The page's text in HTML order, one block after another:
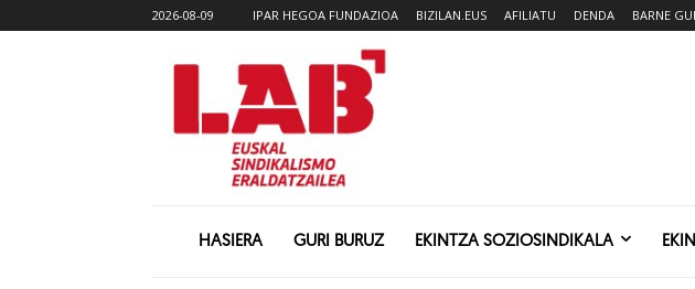
2026-08-09 IPAR HEGOA FUNDAZIOA BIZILAN.EUS AFILIATU DENDA BARNE
HASIERA GURI BURUZ EKINTZA SOZIOSINDIKALA